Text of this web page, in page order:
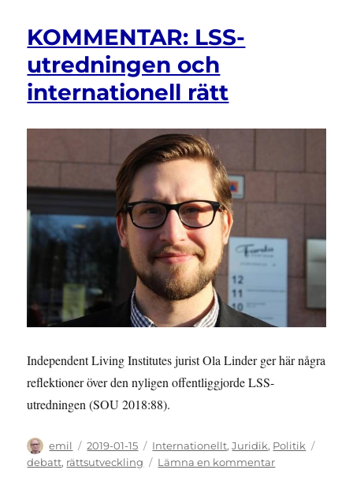
och
bör
en
svensk
MR-
organiseras?
KOMMENTAR: LSS-
utredningen och
internationell rätt
Independent Living Institutes jurist Ola Linder ger här några
reflektioner över den nyligen offentliggjorde LSS-
utredningen (SOU 2018:88).
Författare
emil
Publicerat
den
2019-01-15 Kategorier
Internationellt,Juridik, Politik
debatt, rättsutveckling Lämna en kommentartill